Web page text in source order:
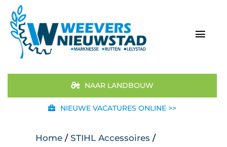
naar
inhoud
Aanbod
NAAR LANDBOUW
NIEUWE VACATURES ONLINE >>
Home / STIHL Accessoires /